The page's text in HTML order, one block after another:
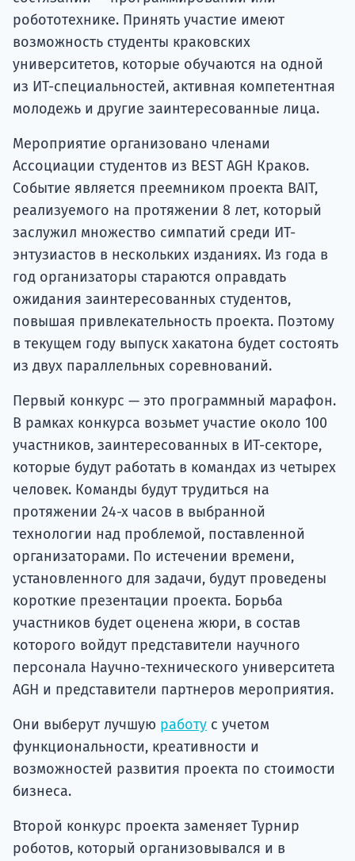
робототехнике. Принять участие имеют
возможность студенты краковских
университетов, которые обучаются на одной
из ИТ-специальностей, активная компетентная
молодежь и другие заинтересованные лица.
Мероприятие организовано членами
Ассоциации студентов из BEST AGH Краков.
Событие является преемником проекта BAIT,
реализуемого на протяжении 8 лет, который
заслужил множество симпатий среди ИТ-
энтузиастов в нескольких изданиях. Из года в
год организаторы стараются оправдать
ожидания заинтересованных студентов,
повышая привлекательность проекта. Поэтому
в текущем году выпуск хакатона будет состоять
из двух параллельных соревнований.
Первый конкурс — это программный марафон.
В рамках конкурса возьмет участие около 100
участников, заинтересованных в ИТ-секторе,
которые будут работать в командах из четырех
человек. Команды будут трудиться на
протяжении 24-х часов в выбранной
технологии над проблемой, поставленной
организаторами. По истечении времени,
установленного для задачи, будут проведены
короткие презентации проекта. Борьба
участников будет оценена жюри, в состав
которого войдут представители научного
персонала Научно-технического университета
AGH и представители партнеров мероприятия.
Они выберут лучшую работу с учетом
функциональности, креативности и
возможностей развития проекта по стоимости
бизнеса.
Второй конкурс проекта заменяет Турнир
роботов, который организовывался и в